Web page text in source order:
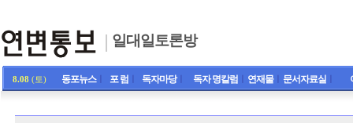
일대일토론방
8.08 (토) 동포뉴스ㅣ 포 럼 독자마당ㅣ 독자 명칼럼 연재물ㅣ 문서자료실